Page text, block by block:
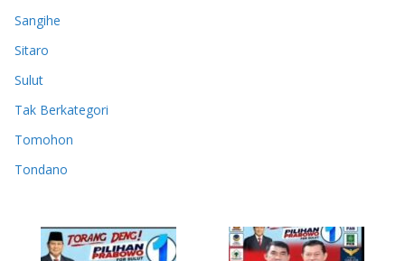
Sangihe
Sitaro
Sulut
Tak Berkategori
Tomohon
Tondano